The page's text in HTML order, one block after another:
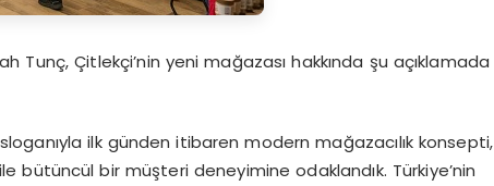
Tunç, Çitlekçi’nin yeni mağazası hakkında şu açıklamada
sloganıyla ilk günden itibaren modern mağazacılık konsepti,
bütüncül bir müşteri deneyimine odaklandık. Türkiye’nin